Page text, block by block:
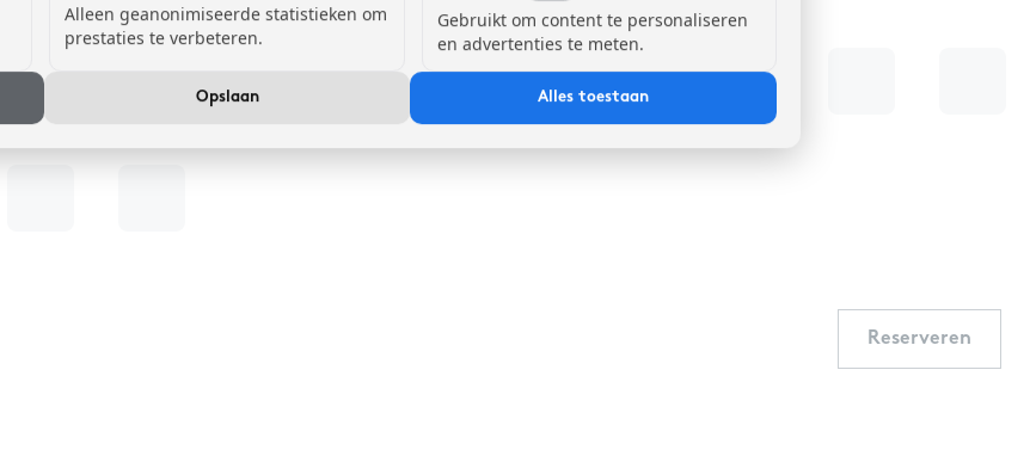
Reserveren
Alleen geanonimiseerde statistieken om
prestaties te verbeteren.
Gebruikt om content te personaliseren
en advertenties te meten.
Opslaan Alles toestaan